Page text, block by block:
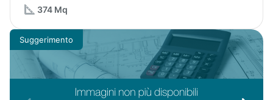
374 Mq
Suggerimento